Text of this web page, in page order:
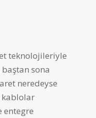
teknolojileriyle
sona
neredeyse
kablolar
entegre